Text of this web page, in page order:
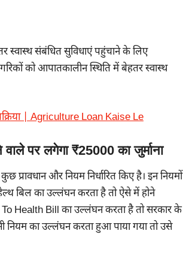
स्वास्थ संबंधित सुविधाएं पहुंचाने के लिए
को आपातकालीन स्थिति में बेहतर स्वास्थ
| Agriculture Loan Kaise Le
पर लगेगा ₹25000 का जुर्माना
प्रावधान और नियम निर्धारित किए है। इन नियमों
बिल का उल्लंघन करता है तो ऐसे में होने
To Health Bill का उल्लंघन करता है तो सरकार के
नियम का उल्लंघन करता हुआ पाया गया तो उसे